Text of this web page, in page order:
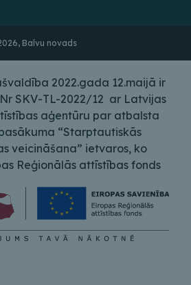
Balvu novads
2022.gada 12.maijā ir
SKV-TL-2022/12 ar Latvijas
aģentūru par atbalsta
“Starptautiskās
veicināšana” ietvaros, ko
Reģionālās attīstības fonds